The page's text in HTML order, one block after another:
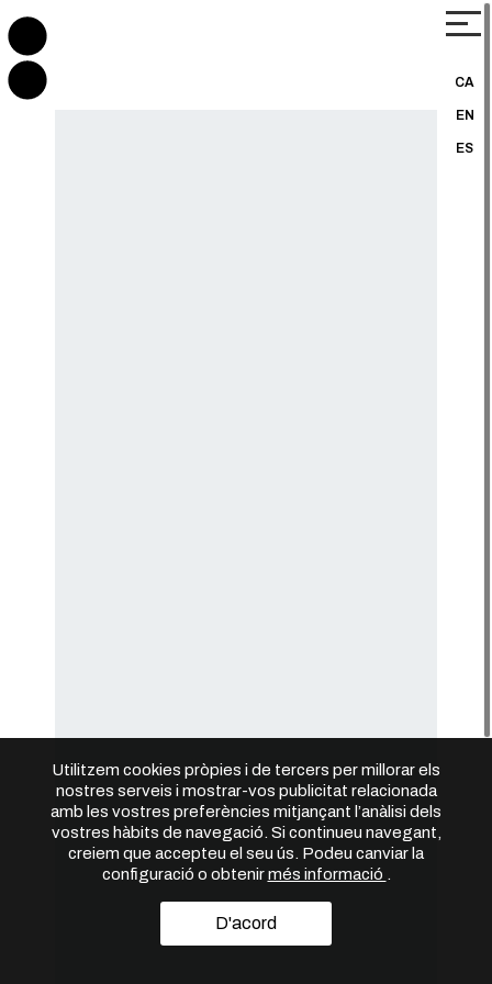
CA
EN
ES
Utilitzem cookies pròpies i de tercers per millorar els
nostres serveis i mostrar-vos publicitat relacionada
amb les vostres preferències mitjançant l’anàlisi dels
vostres hàbits de navegació. Si continueu navegant,
creiem que accepteu el seu ús. Podeu canviar la
configuració o obtenirmés informació
D'acord